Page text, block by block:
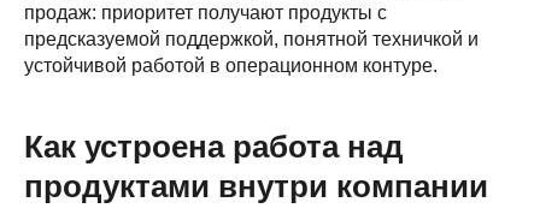
продаж: приоритет получают продукты с
предсказуемой поддержкой, понятной техничкой и
устойчивой работой в операционном контуре.
Как устроена работа над
продуктами внутри компании